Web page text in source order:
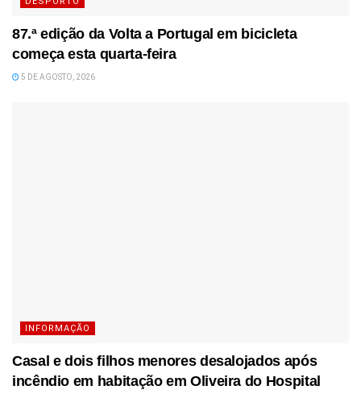
87.ª edição da Volta a Portugal em bicicleta
começa esta quarta-feira
5 DE AGOSTO, 2026
INFORMAÇÃO
Casal e dois filhos menores desalojados após
incêndio em habitação em Oliveira do Hospital